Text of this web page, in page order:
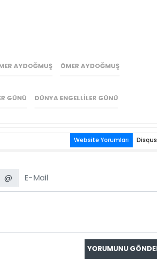
AYDOĞMUŞ ÖMER AYDOĞMUŞ
GÜNÜ DÜNYA ENGELLILER GÜNÜ
Website Yorumları Disqus
Email
@